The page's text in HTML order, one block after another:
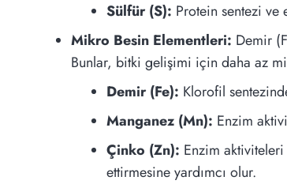
Sülfür (S): Protein sentezi ve
Mikro Besin Elementleri: Demir
Bunlar, bitki gelişimi için daha az
Demir (Fe): Klorofil
Manganez (Mn): Enzim
Çinko (Zn): Enzim
ettirmesine yardımcı olur.